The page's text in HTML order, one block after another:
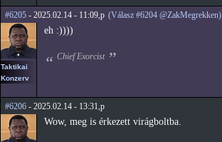
#6205 - 2025.02.14 - 11:09,p (Válasz #6204 @ZakMegrekken)
Taktikai
Konzerv
eh :))))
Chief Exorcist
#6206 - 2025.02.14 - 13:31,p
Wow, meg is érkezett virágboltba.